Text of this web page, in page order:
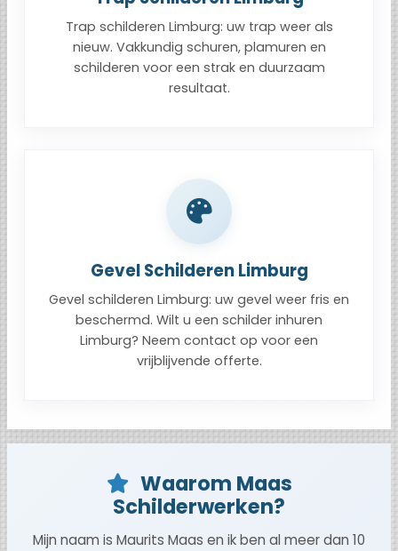
Trap schilderen Limburg: uw trap weer als
nieuw. Vakkundig schuren, plamuren en
schilderen voor een strak en duurzaam
resultaat.
Gevel Schilderen Limburg
Gevel schilderen Limburg: uw gevel weer fris en
beschermd. Wilt u een schilder inhuren
Limburg? Neem contact op voor een
vrijblijvende offerte.
Waarom Maas
Schilderwerken?
Mijn naam is Maurits Maas en ik ben al meer dan 10